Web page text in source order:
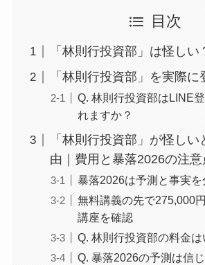
目次
「林則行投資部」は怪しい
「林則行投資部」を実際に
Q. 林則行投資部はLINE
れますか？
「林則行投資部」が怪し
由｜費用と暴落2026の注意
暴落2026は予測と事実
無料講義の先で275,000
講座を確認
Q. 林則行投資部の料金は
Q. 暴落2026の予測は信